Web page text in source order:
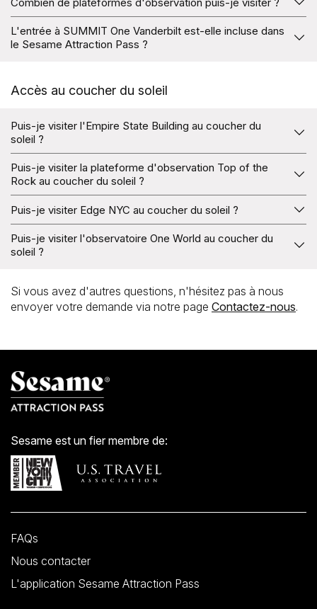
possible. Si vous n'avez pas souscrit d'assurance, vous
ne pourrez pas obtenir de remboursement. Veuillez
contacter Sesame Attraction Pass pour toute demande de
remboursement.
Avec le Sesame Attraction Pass, vous pouvez visiter 6
plateformes d'observation à New York : SUMMIT, l'Empire
L'entrée à SUMMIT One Vanderbilt est-elle incluse dans
le Sesame Attraction Pass ?
fait partie des attractions incluses dans le Sesame
Attraction Pass – et Sesame est le seul pass de la ville de
Accès au coucher du soleil
Puis-je visiter l'Empire State Building au coucher du
soleil ?
Oui, avec le Sesame Attraction Pass, vous pouvez
réserver les heures du coucher du soleil à l'Empire State
Building sans frais supplémentaires.
Puis-je visiter la plateforme d'observation Top of the
Rock au coucher du soleil ?
Oui, avec le Sesame Attraction Pass, vous pouvez
réserver les heures du coucher du soleil à la plateforme
d'observation Top of the Rock sans frais supplémentaires.
Puis-je visiter Edge NYC au coucher du soleil ?
Oui, avec le Sesame Attraction Pass, vous pouvez
réserver les heures du coucher du soleil à Edge NYC sans
Puis-je visiter l'observatoire One World au coucher du
soleil ?
réserver les heures du coucher du soleil à l'observatoire
One World sans frais supplémentaires.
Si vous avez d'autres questions, n'hésitez pas à nous
envoyer votre demande via notre page Contactez-nous.
Sesame est un fier membre de:
FAQs
Nous contacter
L'application Sesame Attraction Pass